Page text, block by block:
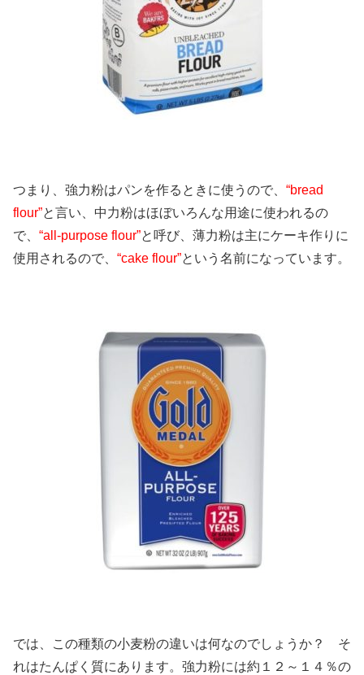
つまり、強力粉はパンを作るときに使うので、 “bread
flour”と言い、中力粉はほぼいろんな用途に使われるの
で、 “all-purpose flour”と呼び、薄力粉は主にケーキ作りに
使用されるので、 “cake flour”という名前になっています。
では、この種類の小麦粉の違いは何なのでしょうか？ そ
れはたんぱく質にあります。強力粉には約１２～１４％の